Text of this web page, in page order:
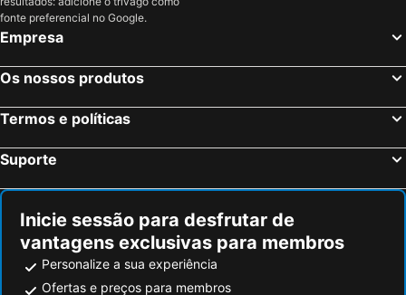
fonte preferencial no Google.
Empresa
Os nossos produtos
Termos e políticas
Suporte
Inicie sessão para desfrutar de
vantagens exclusivas para membros
Personalize a sua experiência
Ofertas e preços para membros